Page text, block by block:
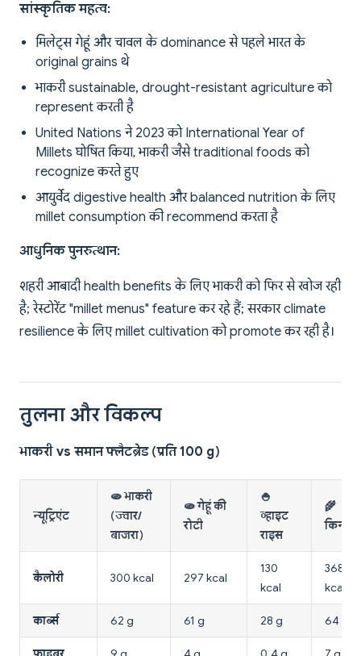
सांस्कृतिक महत्व:
मिलेट्स गेहूं और चावल के dominance से पहले भारत के
original grains थे
भाकरी sustainable, drought-resistant agriculture को
represent करती है
United Nations ने 2023 को International Year of
Millets घोषित किया, भाकरी जैसे traditional foods को
recognize करते हुए
आयुर्वेद digestive health और balanced nutrition के लिए
millet consumption की recommend करता है
आधुनिक पुनरुत्थान:
शहरी आबादी health benefits के लिए भाकरी को फिर से खोज रही
है; रेस्टोरेंट "millet menus" feature कर रहे हैं; सरकार climate
resilience के लिए millet cultivation को promote कर रही है।
तुलना और विकल्प
भाकरी vs समान फ्लैटब्रेड (प्रति 100 g)
न्यूट्रिएंट
🫓 भाकरी
(ज्वार/
बाजरा)
🫓 गेहूं की
रोटी
🍚
व्हाइट
राइस
🌾
किनोआ
कैलोरी 300 kcal 297 kcal
130
kcal
368
kcal
कार्ब्स 62 g 61 g 28 g 64 g